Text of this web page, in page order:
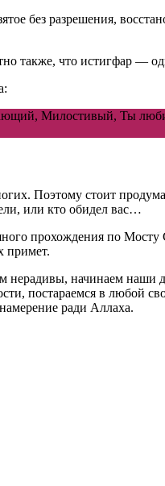
без разрешения,
также, что истигфар —
Милостивый, Ты
Поэтому стоит
или кто обидел вас…
прохождения по
примет.
начинаем наши
постараемся в любой
ради Аллаха.